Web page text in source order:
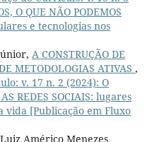
O QUE NÃO PODEMOS
e tecnologias nos
A CONSTRUÇÃO DE
METODOLOGIAS ATIVAS ,
v. 17 n. 2 (2024): O
REDES SOCIAIS: lugares
vida [Publicação em Fluxo
Américo Menezes